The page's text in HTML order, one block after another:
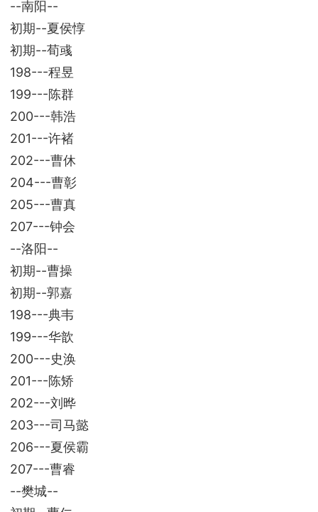
--南阳--
初期--夏侯惇
初期--荀彧
198---程昱
199---陈群
200---韩浩
201---许褚
202---曹休
204---曹彰
205---曹真
207---钟会
--洛阳--
初期--曹操
初期--郭嘉
198---典韦
199---华歆
200---史涣
201---陈矫
202---刘晔
203---司马懿
206---夏侯霸
207---曹睿
--樊城--